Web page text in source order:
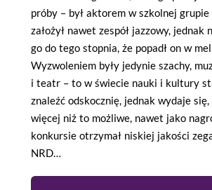
próby – był aktorem w szkolnej
założył nawet zespół jazzowy, jednak
go do tego stopnia, że popadł on w
Wyzwoleniem były jedynie szachy,
i teatr – to w świecie nauki i kultury
znaleźć odskocznię, jednak wydaje się,
więcej niż to możliwe, nawet jako
konkursie otrzymał niskiej jakości
NRD…